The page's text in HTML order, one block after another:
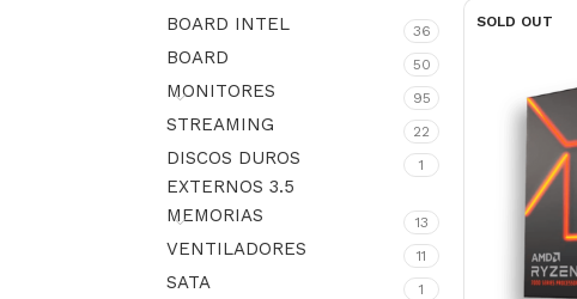
BOARD INTEL 36
BOARD 50
MONITORES 95
STREAMING 22
DISCOS DUROS
EXTERNOS 3.5
1
MEMORIAS 13
VENTILADORES 11
SATA 1
SOLD OUT